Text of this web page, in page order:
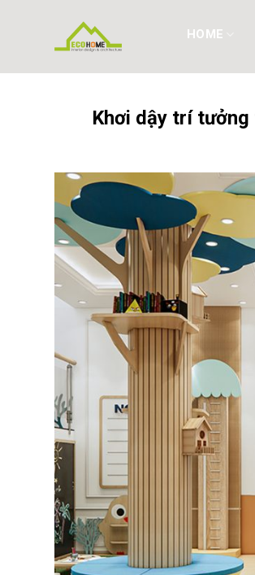
HOME
Khơi dậy trí